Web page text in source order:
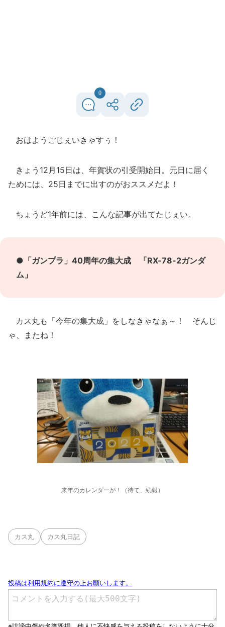
0
おはようごじぇいきゃすぅ！
きょう12月15日は、年賀状の引受開始日。元日に届く
ためには、25日までに出すのがおススメだよ！
ちょうど1年前には、こんな記事が出てたじぇい。
● 「ガンプラ」40周年の集大成 「RX-78-2ガンダ
ム」
カス丸も「今年の集大成」をしなきゃなぁ～！ そんじ
ゃ、またね！
来年のカレンダーが！（待て、続報）
カス丸 カス丸日記